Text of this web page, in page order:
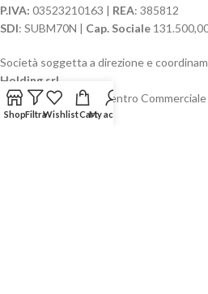
P.IVA: 03523210163 | REA: 385812
SDI: SUBM70N | Cap. Sociale
Società soggetta a direzione e
Holding srl
Via A. Ponti n. 4 – Centro Commerciale
24126 Bergamo
ShopFiltraWishlistCartMy account